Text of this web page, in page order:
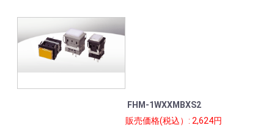
FHM-1WXXMBXS2
販売価格(税込）: 2,624円